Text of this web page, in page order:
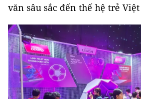
văn sâu sắc đến thế hệ trẻ